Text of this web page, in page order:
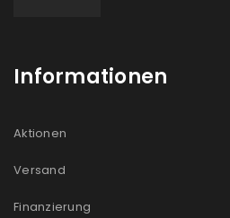
Informationen
Aktionen
Versand
Finanzierung